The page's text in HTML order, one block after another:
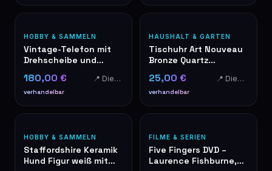
HOBBY & SAMMELN
Vintage-Telefon mit
Drehscheibe und
180,00 €
verhandelbar
📍 Diekirch
HAUSHALT & GARTEN
Tischuhr Art Nouveau
Bronze Quartz
25,00 €
verhandelbar
📍 Diekirch
HOBBY & SAMMELN
Staffordshire Keramik
Hund Figur weiß mit
FILME & SERIEN
Five Fingers DVD –
Laurence Fishburne,